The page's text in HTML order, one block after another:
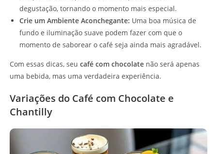
degustação, tornando o momento mais especial.
Crie um Ambiente Aconchegante: Uma boa música de
fundo e iluminação suave podem fazer com que o
momento de saborear o café seja ainda mais agradável.
Com essas dicas, seu café com chocolate não será apenas
uma bebida, mas uma verdadeira experiência.
Variações do Café com Chocolate e
Chantilly